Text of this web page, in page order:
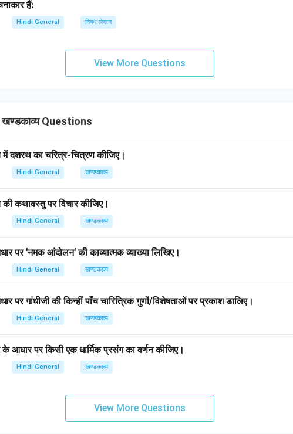
हैं:
Hindi General निबंध लेखन
View More Questions
Questions
में दशरथ का चरित्र-चित्रण कीजिए।
Hindi General खण्डकाव्य
कथावस्तु पर विचार कीजिए।
Hindi General खण्डकाव्य
पर 'नमक आंदोलन' की काव्यात्मक व्याख्या लिखिए।
Hindi General खण्डकाव्य
पर गांधीजी की किन्हीं पाँच चारित्रिक गुणों/विशेषताओं पर प्रकाश डालिए।
Hindi General खण्डकाव्य
आधार पर किसी एक धार्मिक प्रसंग का वर्णन कीजिए।
Hindi General खण्डकाव्य
View More Questions